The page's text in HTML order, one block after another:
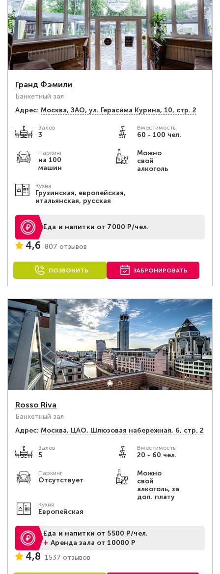
Гранд Фэмили
Банкетный зал
Адрес: Москва, ЗАО, ул. Герасима Курина, 10, стр. 2
Залов
3
Вместимость:
60 - 100 чел.
Паркинг
на 100
машин
Можно
свой
алкоголь
Кухня
Грузинская, европейская,
итальянская, русская
Еда и напитки от 7000 Р/чел.
4,6 807 отзывов
ПОЗВОНИТЬ ЗАБРОНИРОВАТЬ
Rosso Riva
Банкетный зал
Адрес: Москва, ЦАО, Шлюзовая набережная, 6, стр. 2
Залов
5
Вместимость:
20 - 60 чел.
Паркинг
Отсутствует
Можно
свой
алкоголь, за
доп. плату
Кухня
Европейская
Еда и напитки от 5500 Р/чел.
+Аренда зала от 10000 Р
4,8 1537 отзывов